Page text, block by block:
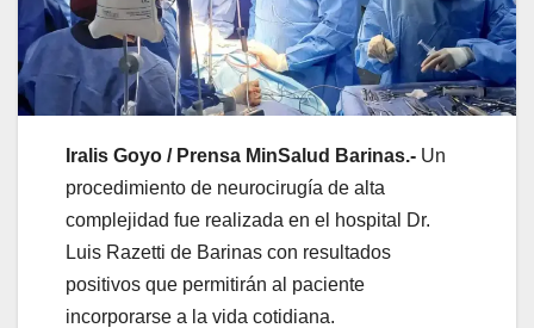
Iralis Goyo / Prensa MinSalud Barinas.- Un
procedimiento de neurocirugía de alta
complejidad fue realizada en el hospital Dr.
Luis Razetti de Barinas con resultados
positivos que permitirán al paciente
incorporarse a la vida cotidiana.